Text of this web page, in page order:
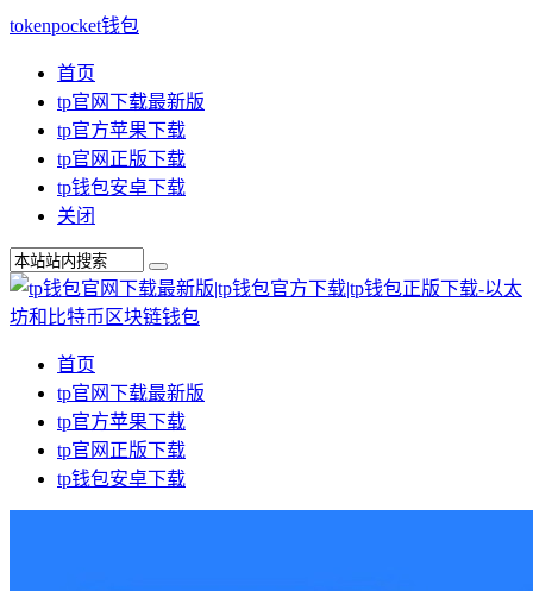
tokenpocket钱包
首页
tp官网下载最新版
tp官方苹果下载
tp官网正版下载
tp钱包安卓下载
关闭
首页
tp官网下载最新版
tp官方苹果下载
tp官网正版下载
tp钱包安卓下载